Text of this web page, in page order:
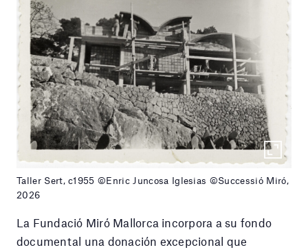
Taller Sert, c1955 ©Enric Juncosa Iglesias ©Successió Miró,
2026
La Fundació Miró Mallorca incorpora a su fondo
documental una donación excepcional que